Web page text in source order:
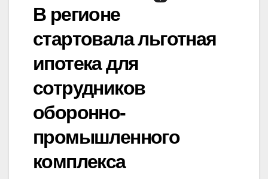
В регионе
стартовала льготная
ипотека для
сотрудников
оборонно-
промышленного
комплекса